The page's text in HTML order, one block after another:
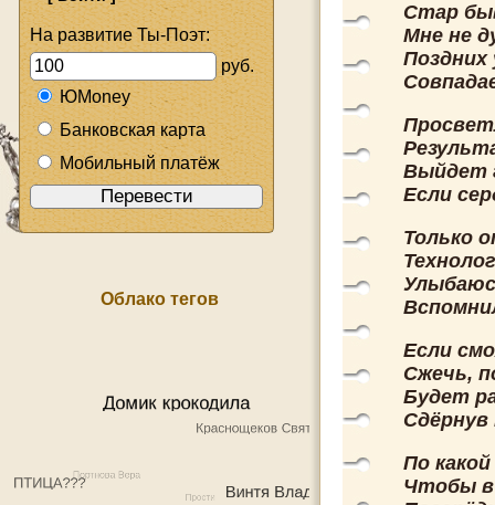
На развитие Ты-Поэт:
руб.
ЮMoney
Банковская карта
Мобильный платёж
Облако тегов
Стар
Мне не
Поздних
Выйдет
Если
Только
Если
Сжечь,
Будет
Сдёрнув
По
Чтобы в